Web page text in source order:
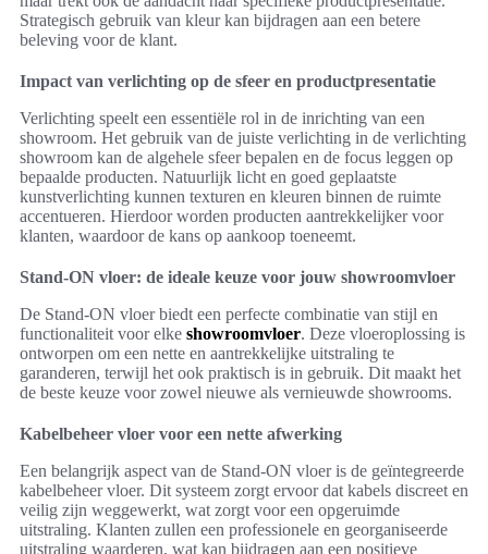
Strategisch gebruik van kleur kan bijdragen aan een betere
beleving voor de klant.
Impact van verlichting op de sfeer en productpresentatie
Verlichting speelt een essentiële rol in de inrichting van een
showroom. Het gebruik van de juiste verlichting in de verlichting
showroom kan de algehele sfeer bepalen en de focus leggen op
bepaalde producten. Natuurlijk licht en goed geplaatste
kunstverlichting kunnen texturen en kleuren binnen de ruimte
accentueren. Hierdoor worden producten aantrekkelijker voor
klanten, waardoor de kans op aankoop toeneemt.
Stand-ON vloer: de ideale keuze voor jouw showroomvloer
De Stand-ON vloer biedt een perfecte combinatie van stijl en
functionaliteit voor elke showroomvloer. Deze vloeroplossing is
ontworpen om een nette en aantrekkelijke uitstraling te
garanderen, terwijl het ook praktisch is in gebruik. Dit maakt het
de beste keuze voor zowel nieuwe als vernieuwde showrooms.
Kabelbeheer vloer voor een nette afwerking
Een belangrijk aspect van de Stand-ON vloer is de geïntegreerde
kabelbeheer vloer. Dit systeem zorgt ervoor dat kabels discreet en
veilig zijn weggewerkt, wat zorgt voor een opgeruimde
uitstraling. Klanten zullen een professionele en georganiseerde
uitstraling waarderen, wat kan bijdragen aan een positieve